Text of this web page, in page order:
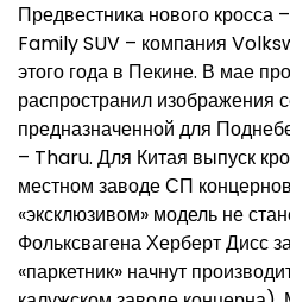
Предвестника нового
Family SUV – компания
этого года в Пекине. В мае
распространил изображения
предназначенной для
– Tharu. Для Китая выпуск
местном заводе СП
«эксклюзивом» модель не
Фольксвагена Херберт Дисс
«паркетник» начнут